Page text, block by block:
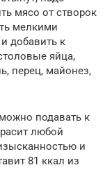
мясо от створок
мелкими
добавить к
яйца,
перец, майонез,
подавать к
любой
и
81 ккал из